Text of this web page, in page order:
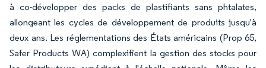
à co-développer des packs de plastifiants sans phtalates,
allongeant les cycles de développement de produits jusqu'à
deux ans. Les réglementations des États américains (Prop 65,
Safer Products WA) complexifient la gestion des stocks pour